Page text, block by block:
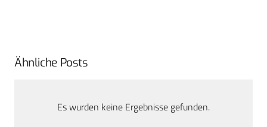
Ähnliche Posts
Es wurden keine Ergebnisse gefunden.